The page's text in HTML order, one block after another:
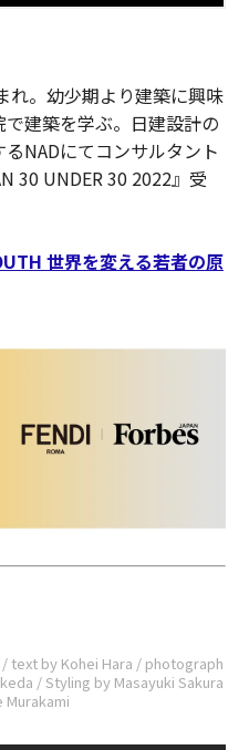
。幼少期より建築に興味
建築を学ぶ。日建設計の
NADにてコンサルタント
30 UNDER 30 2022』受
世界を変える若者の原
text by Kohei Hara / photograph
/ Styling by Masayuki Sakura